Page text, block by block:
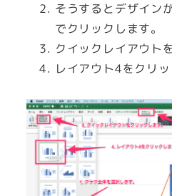
そうするとデザイン
でクリックします。
クイックレイアウト
レイアウト4をクリッ